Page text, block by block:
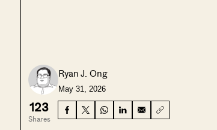
Ryan J. Ong
May 31, 2026
123
Shares